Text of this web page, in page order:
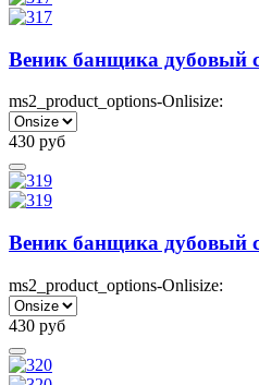
Веник банщика дубовый
ms2_product_options-Onlisize:
430 руб
Веник банщика дубовый
ms2_product_options-Onlisize:
430 руб